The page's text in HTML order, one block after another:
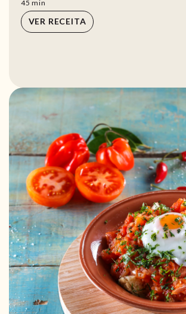
45 min
min
VER RECEITA